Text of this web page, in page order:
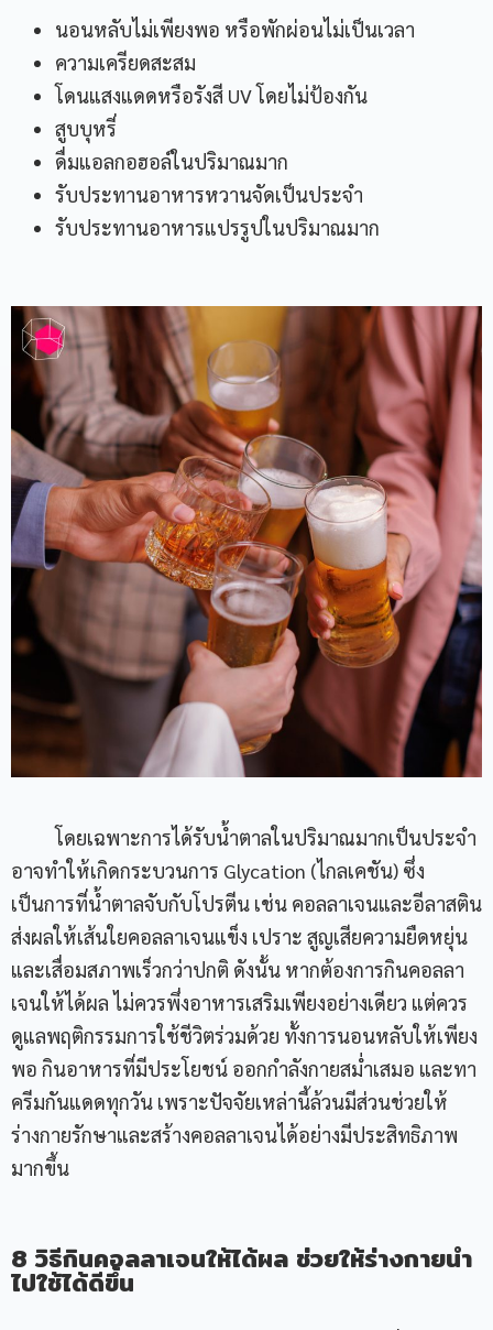
นอนหลับไม่เพียงพอ หรือพักผ่อนไม่เป็นเวลา
ความเครียดสะสม
โดนแสงแดดหรือรังสี UV โดยไม่ป้องกัน
สูบบุหรี่
ดื่มแอลกอฮอล์ในปริมาณมาก
รับประทานอาหารหวานจัดเป็นประจำ
รับประทานอาหารแปรรูปในปริมาณมาก
โดยเฉพาะการได้รับน้ำตาลในปริมาณมากเป็นประจำ
อาจทำให้เกิดกระบวนการ Glycation (ไกลเคชัน) ซึ่ง
เป็นการที่น้ำตาลจับกับโปรตีน เช่น คอลลาเจนและอีลาสติน
ส่งผลให้เส้นใยคอลลาเจนแข็ง เปราะ สูญเสียความยืดหยุ่น
และเสื่อมสภาพเร็วกว่าปกติ ดังนั้น หากต้องการกินคอลลา
เจนให้ได้ผล ไม่ควรพึ่งอาหารเสริมเพียงอย่างเดียว แต่ควร
ดูแลพฤติกรรมการใช้ชีวิตร่วมด้วย ทั้งการนอนหลับให้เพียง
พอ กินอาหารที่มีประโยชน์ ออกกำลังกายสม่ำเสมอ และทา
ครีมกันแดดทุกวัน เพราะปัจจัยเหล่านี้ล้วนมีส่วนช่วยให้
ร่างกายรักษาและสร้างคอลลาเจนได้อย่างมีประสิทธิภาพ
มากขึ้น
8 วิธีกินคอลลาเจนให้ได้ผล ช่วยให้ร่างกายนำ
ไปใช้ได้ดีขึ้น